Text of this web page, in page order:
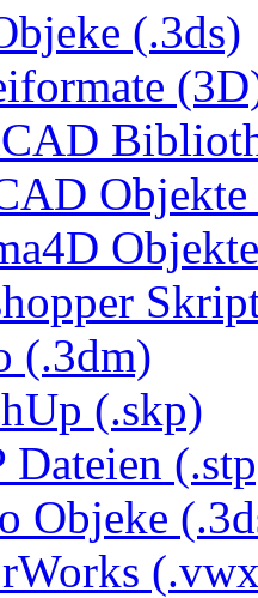
(.3ds)
(.3dm)
(.skp)
Dateien
Objeke